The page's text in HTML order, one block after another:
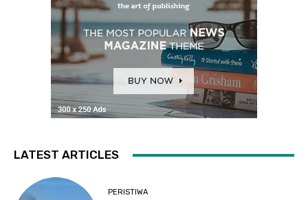
LATEST ARTICLES
PERISTIWA